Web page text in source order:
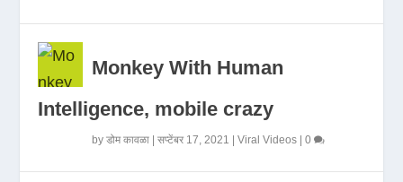
Monkey With Human
Intelligence, mobile crazy
byडोम कावळा |सप्टेंबर 17, 2021 |Viral Videos |0